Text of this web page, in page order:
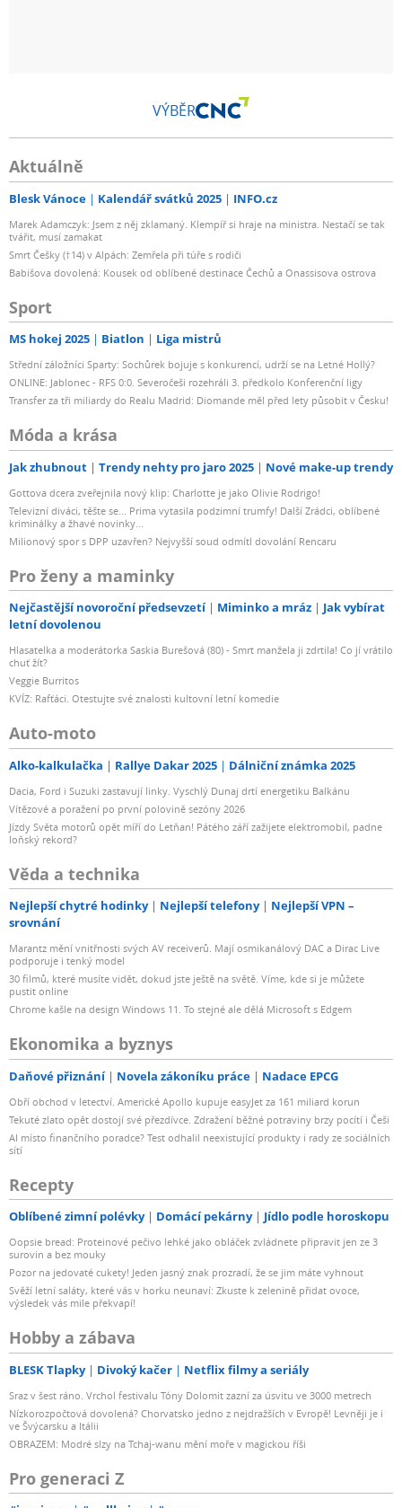
VÝBĚR
Aktuálně
Blesk Vánoce Kalendář svátků 2025 INFO.cz
Marek Adamczyk: Jsem z něj zklamaný. Klempíř si hraje na ministra. Nestačí se tak
tvářit, musí zamakat
Smrt Češky (†14) v Alpách: Zemřela při túře s rodiči
Babišova dovolená: Kousek od oblíbené destinace Čechů a Onassisova ostrova
Sport
MS hokej 2025 Biatlon Liga mistrů
Střední záložníci Sparty: Sochůrek bojuje s konkurencí, udrží se na Letné Hollý?
ONLINE: Jablonec - RFS 0:0. Severočeši rozehráli 3. předkolo Konferenční ligy
Transfer za tři miliardy do Realu Madrid: Diomande měl před lety působit v Česku!
Móda a krása
Jak zhubnout Trendy nehty pro jaro 2025 Nové make-up trendy
Gottova dcera zveřejnila nový klip: Charlotte je jako Olivie Rodrigo!
Televizní diváci, těšte se... Prima vytasila podzimní trumfy! Další Zrádci, oblíbené
kriminálky a žhavé novinky...
Milionový spor s DPP uzavřen? Nejvyšší soud odmítl dovolání Rencaru
Pro ženy a maminky
Nejčastější novoroční předsevzetí Miminko a mráz
Jak vybírat
letní dovolenou
Hlasatelka a moderátorka Saskia Burešová (80) - Smrt manžela ji zdrtila! Co jí vrátilo
chuť žít?
Veggie Burritos
KVÍZ: Rafťáci. Otestujte své znalosti kultovní letní komedie
Auto-moto
Alko-kalkulačka Rallye Dakar 2025 Dálniční známka 2025
Dacia, Ford i Suzuki zastavují linky. Vyschlý Dunaj drtí energetiku Balkánu
Vítězové a poražení po první polovině sezóny 2026
Jízdy Světa motorů opět míří do Letňan! Pátého září zažijete elektromobil, padne
loňský rekord?
Věda a technika
Nejlepší chytré hodinky Nejlepší telefony
Nejlepší VPN –
srovnání
Marantz mění vnitřnosti svých AV receiverů. Mají osmikanálový DAC a Dirac Live
podporuje i tenký model
30 filmů, které musíte vidět, dokud jste ještě na světě. Víme, kde si je můžete
pustit online
Chrome kašle na design Windows 11. To stejné ale dělá Microsoft s Edgem
Ekonomika a byznys
Daňové přiznání Novela zákoníku práce Nadace EPCG
Obří obchod v letectví. Americké Apollo kupuje easyJet za 161 miliard korun
Tekuté zlato opět dostojí své přezdívce. Zdražení běžné potraviny brzy pocítí i Češi
AI místo finančního poradce? Test odhalil neexistující produkty i rady ze sociálních
sítí
Recepty
Oblíbené zimní polévky Domácí pekárny Jídlo podle horoskopu
Oopsie bread: Proteinové pečivo lehké jako obláček zvládnete připravit jen ze 3
surovin a bez mouky
Pozor na jedovaté cukety! Jeden jasný znak prozradí, že se jim máte vyhnout
Svěží letní saláty, které vás v horku neunaví: Zkuste k zelenině přidat ovoce,
výsledek vás mile překvapí!
Hobby a zábava
BLESK Tlapky Divoký kačer Netflix filmy a seriály
Sraz v šest ráno. Vrchol festivalu Tóny Dolomit zazní za úsvitu ve 3000 metrech
Nízkorozpočtová dovolená? Chorvatsko jedno z nejdražších v Evropě! Levněji je i
ve Švýcarsku a Itálii
OBRAZEM: Modré slzy na Tchaj-wanu mění moře v magickou říši
Pro generaci Z